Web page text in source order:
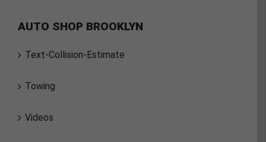
AUTO SHOP BROOKLYN
Text-Collision-Estimate
Towing
Videos